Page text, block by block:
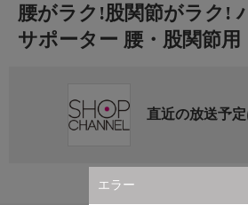
エラー
腰がラク!股関節がラク!
サポーター 腰・股関節用
直近の放送予